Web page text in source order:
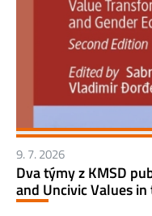
9. 7. 2026
Dva týmy z KMSD
and Uncivic Values in